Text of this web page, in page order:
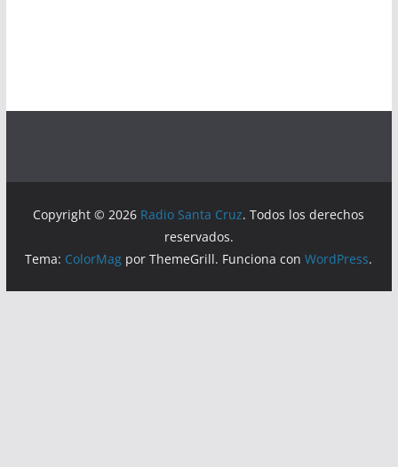
Copyright © 2026 Radio Santa Cruz. Todos los derechos
reservados.
Tema: ColorMag por ThemeGrill. Funciona conWordPress.